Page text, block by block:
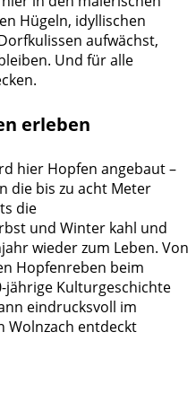
Hügeln, idyllischen
aufwächst,
Und für alle
erleben
hier Hopfen angebaut –
die bis zu acht Meter
die
und Winter kahl und
wieder zum Leben. Von
Hopfenreben beim
jährige Kulturgeschichte
eindrucksvoll im
Wolnzach entdeckt